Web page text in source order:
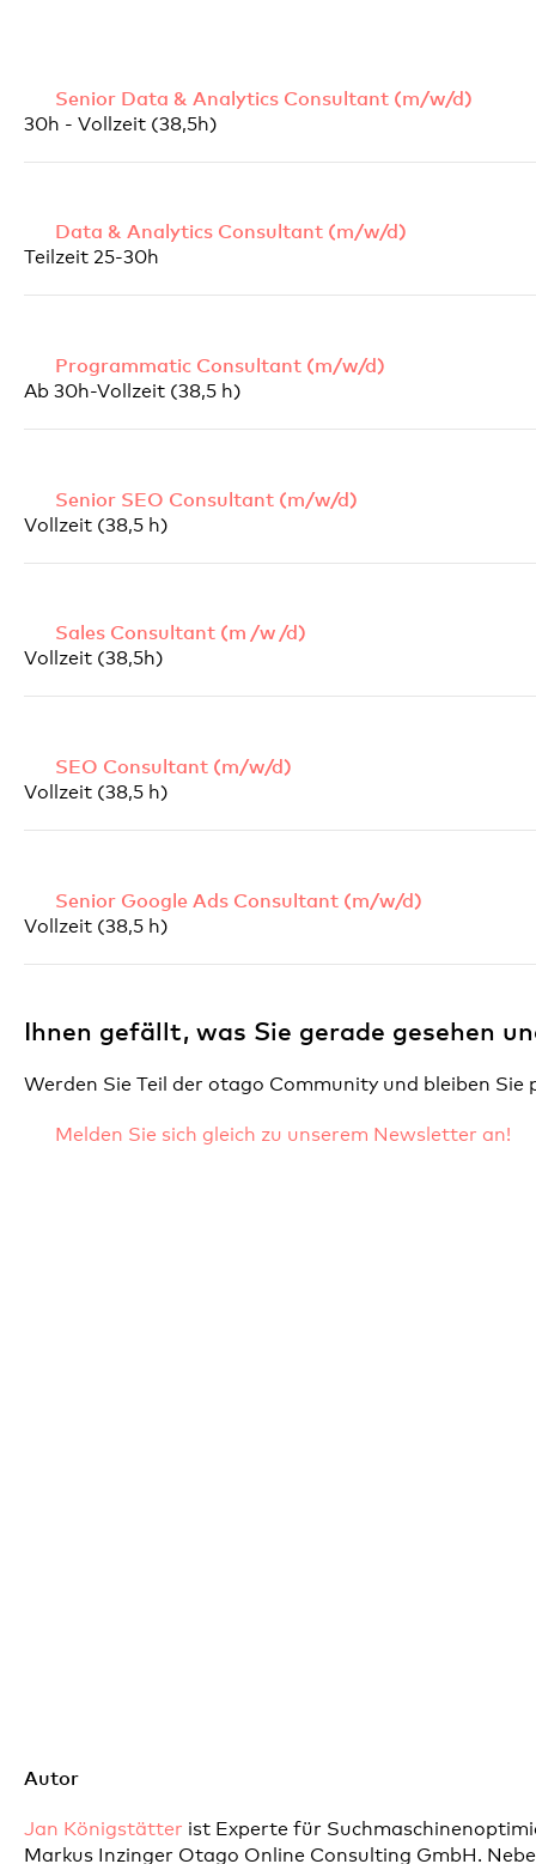
Senior Data & Analytics Consultant (m/w/d)
30h - Vollzeit (38,5h)
Data & Analytics Consultant (m/w/d)
Teilzeit 25-30h
Programmatic Consultant (m/w/d)
Ab 30h-Vollzeit (38,5 h)
Senior SEO Consultant (m/w/d)
Vollzeit (38,5 h)
Sales Consultant (m /w /d)
Vollzeit (38,5h)
SEO Consultant (m/w/d)
Vollzeit (38,5 h)
Senior Google Ads Consultant (m/w/d)
Vollzeit (38,5 h)
Ihnen gefällt, was Sie gerade gesehen
Werden Sie Teil der otago Community und bleiben
Melden Sie sich gleich zu unserem Newsletter an!
Autor
Jan Königstätter ist Experte für
Markus Inzinger Otago Online Consulting GmbH.